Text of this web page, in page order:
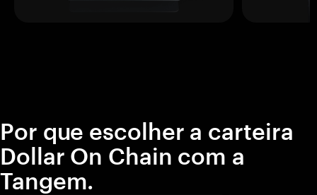
Por que escolher a carteira
Dollar On Chain com a
Tangem.